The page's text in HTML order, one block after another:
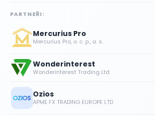
PARTNEŘI:
Mercurius Pro
Mercurius Pro, o. c. p., a. s.
Wonderinterest
Wonderinterest Trading Ltd
Ozios
APME FX TRADING EUROPE LTD
Micron Technology (MU) ve čtvrtek
se ztrátou 1,3 %. Výrobce paměťových...
Jalapeňová kauza tlačí
níž. Analytici ale zůstávají